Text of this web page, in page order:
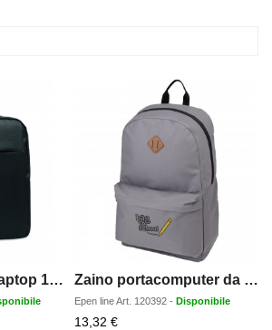
Zaino sottile per laptop 15" Zaino portacomputer da 15 Stratta - 15L
Epen lineArt. 120392 - Disponibile
13,32 €Prezzo